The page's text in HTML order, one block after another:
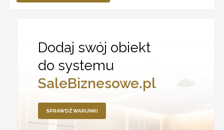
Dodaj swój obiekt
do systemu
SaleBiznesowe.pl
SPRAWDŹ WARUNKI